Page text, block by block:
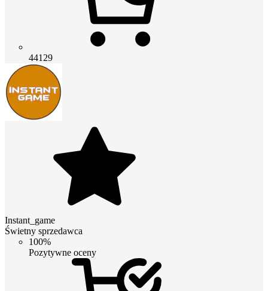
44129
Instant_game
Świetny sprzedawca
100%
Pozytywne oceny